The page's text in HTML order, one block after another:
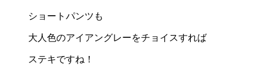
ショートパンツも
大人色のアイアングレーをチョイスすれば
ステキですね！